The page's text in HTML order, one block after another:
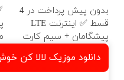
بدون پیش پرداخت در 4
قسط ✅ اینترنت LTE
پیشگامان + سیم کارت
رایگان
دانلود موزیک لالا كن